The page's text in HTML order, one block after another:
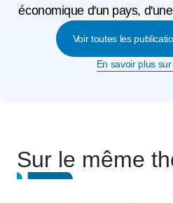
économique d'un pays,
Voir toutes les
En savoir plus
Sur le même